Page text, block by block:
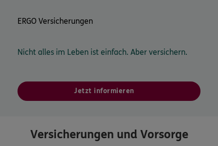
ERGO Versicherungen
Nicht alles im Leben ist einfach. Aber versichern.
Jetzt informieren
Versicherungen und Vorsorge